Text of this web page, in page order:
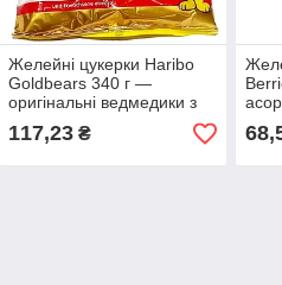
Желейні цукерки Haribo
Goldbears 340 г —
оригінальні ведмедики з
Німеччини
117,23₴